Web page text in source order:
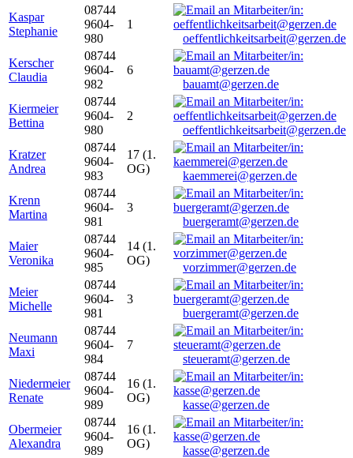
Kaspar
Stephanie
08744
9604-
980
1
oeffentlichkeitsarbeit@gerzen.de
Kerscher
Claudia
08744
9604-
982
6
bauamt@gerzen.de
Kiermeier
Bettina
08744
9604-
980
2
oeffentlichkeitsarbeit@gerzen.de
Kratzer
Andrea
08744
9604-
983
17 (1.
OG)
kaemmerei@gerzen.de
Krenn
Martina
08744
9604-
981
3
buergeramt@gerzen.de
Maier
Veronika
08744
9604-
985
14 (1.
OG)
vorzimmer@gerzen.de
Meier
Michelle
08744
9604-
981
3
buergeramt@gerzen.de
Neumann
Maxi
08744
9604-
984
7
steueramt@gerzen.de
Niedermeier
Renate
08744
9604-
989
16 (1.
OG)
kasse@gerzen.de
Obermeier
Alexandra
08744
9604-
989
16 (1.
OG)
kasse@gerzen.de